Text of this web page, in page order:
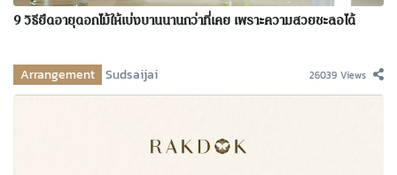
9 วิธียืดอายุดอกไม้ให้เบ่งบานนานกว่าที่เคย เพราะความสวยชะลอได้
Arrangement Sudsaijai 26039 Views